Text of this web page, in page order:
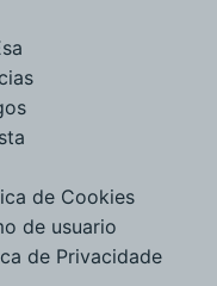
de Cookies
de usuario
de Privacidade